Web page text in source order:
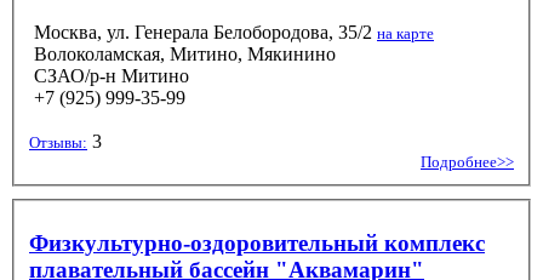
Москва, ул. Генерала Белобородова, 35/2 на карте
Волоколамская, Митино, Мякинино
СЗАО/р-н Митино
+7 (925) 999-35-99
Отзывы: 3
Подробнее>>
Физкультурно-оздоровительный комплекс
плавательный бассейн "Аквамарин"